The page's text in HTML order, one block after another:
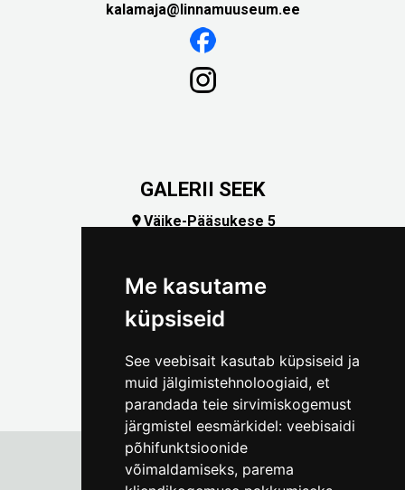
Me kasutame
küpsiseid
See veebisait kasutab küpsiseid ja
muid jälgimistehnoloogiaid, et
parandada teie sirvimiskogemust
järgmistel eesmärkidel: veebisaidi
põhifunktsioonide
võimaldamiseks, parema
kalamaja@linnamuuseum.ee
GALERII SEEK
Väike-Pääsukese 5